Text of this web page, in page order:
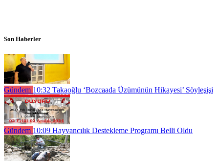
Son Haberler
Gündem 10:32 Takaoğlu ‘Bozcaada Üzümünün Hikayesi’ Söyleşişi
Gündem 10:09 Hayvancılık Destekleme Programı Belli Oldu